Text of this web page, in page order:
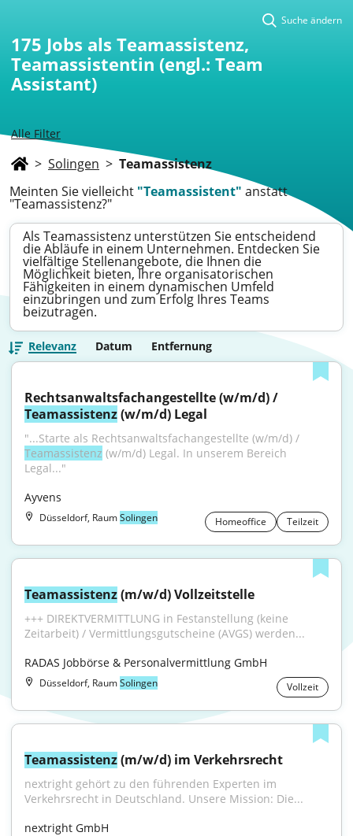
Alle Filter
Suche ändern
175 Jobs als Teamassistenz,
Teamassistentin (engl.: Team
Assistant)
> Solingen > Teamassistenz
Meinten Sie vielleicht "Teamassistent" anstatt
"Teamassistenz?"
Als Teamassistenz unterstützen Sie entscheidend
die Abläufe in einem Unternehmen. Entdecken Sie
vielfältige Stellenangebote, die Ihnen die
Möglichkeit bieten, Ihre organisatorischen
Fähigkeiten in einem dynamischen Umfeld
einzubringen und zum Erfolg Ihres Teams
beizutragen.
Relevanz Datum Entfernung
Teamassistenz (w/m/d) Legal
Teamassistenz (w/m/d) Legal. In unserem Bereich
Legal..."
Ayvens
Düsseldorf, RaumSolingen Homeoffice Teilzeit
Teamassistenz (m/w/d) Vollzeitstelle
+++ DIREKTVERMITTLUNG in Festanstellung (keine
Zeitarbeit) / Vermittlungsgutscheine (AVGS) werden...
RADAS Jobbörse & Personalvermittlung GmbH
Düsseldorf, RaumSolingen Vollzeit
Teamassistenz (m/w/d) im Verkehrsrecht
nextright gehört zu den führenden Experten im
Verkehrsrecht in Deutschland. Unsere Mission: Die...
nextright GmbH